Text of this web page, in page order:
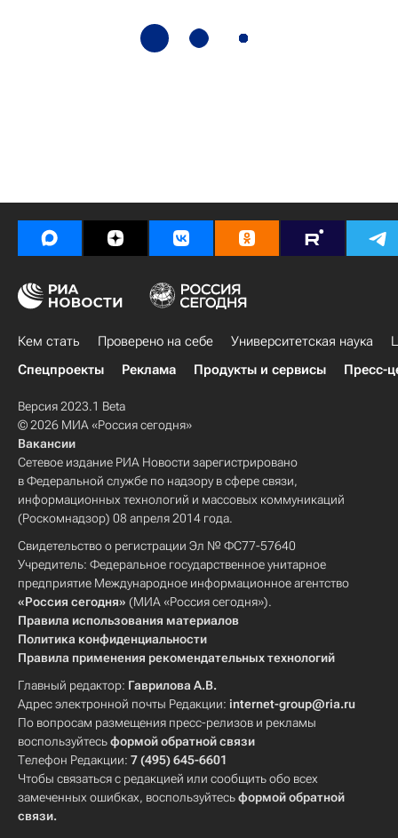
Кем стать Проверено на себе Университетская наука
Спецпроекты
Реклама Продукты и сервисы Пресс-
Версия 2023.1 Beta
© 2026 МИА «Россия сегодня»
Вакансии
Сетевое издание РИА Новости зарегистрировано
в Федеральной службе по надзору в сфере связи,
информационных технологий и массовых коммуникаций
(Роскомнадзор) 08 апреля 2014 года.
Свидетельство о регистрации Эл № ФС77-57640
Учредитель: Федеральное государственное унитарное
предприятие Международное информационное агентство
«Россия сегодня» (МИА «Россия сегодня»).
Правила использования материалов
Политика конфиденциальности
Правила применения рекомендательных технологий
Главный редактор: Гаврилова А.В.
Адрес электронной почты Редакции: internet-group@ria.ru
По вопросам размещения пресс-релизов и рекламы
воспользуйтесьформой обратной связи
Телефон Редакции: 7 (495) 645-6601
Чтобы связаться с редакцией или сообщить обо всех
замеченных ошибках, воспользуйтесьформой обратной
связи.